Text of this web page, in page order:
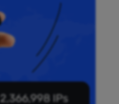
2,366,998 IPs